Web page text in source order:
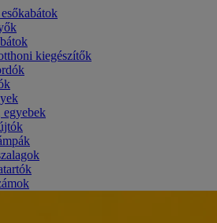
kiegészítők
egyebek